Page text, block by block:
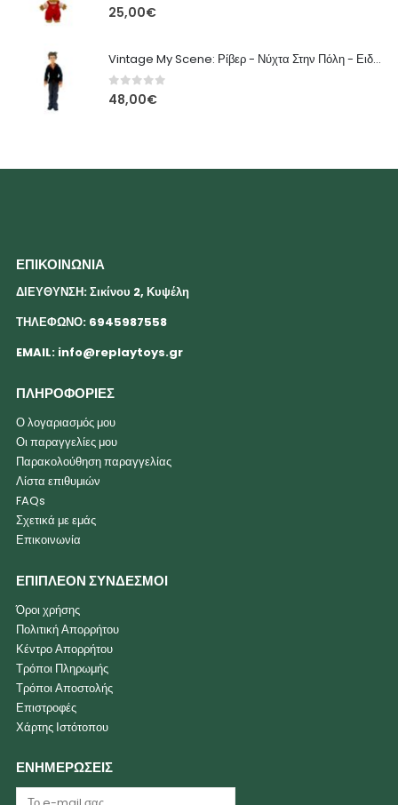
0out of 5
25,00€
Vintage My Scene: Ρίβερ - Νύχτα Στην Πόλη - Ειδική Έκδοση
0 out of 5
48,00€
ΕΠΙΚΟΙΝΩΝΙΑ
ΔΙΕΥΘΥΝΣΗ: Σικίνου 2, Κυψέλη
ΤΗΛΕΦΩΝΟ: 6945987558
EMAIL: info@replaytoys.gr
ΠΛΗΡΟΦΟΡΙΕΣ
Ο λογαριασμός μου
Οι παραγγελίες μου
Παρακολούθηση παραγγελίας
Λίστα επιθυμιών
FAQs
Σχετικά με εμάς
Επικοινωνία
ΕΠΙΠΛΕΟΝ ΣΥΝΔΕΣΜΟΙ
Όροι χρήσης
Πολιτική Απορρήτου
Κέντρο Απορρήτου
Τρόποι Πληρωμής
Τρόποι Αποστολής
Επιστροφές
Χάρτης Ιστότοπου
ΕΝΗΜΕΡΩΣΕΙΣ